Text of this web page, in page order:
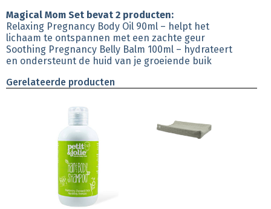
Magical Mom Set bevat 2 producten:
Relaxing Pregnancy Body Oil 90ml – helpt het
lichaam te ontspannen met een zachte geur
Soothing Pregnancy Belly Balm 100ml – hydrateert
en ondersteunt de huid van je groeiende buik
Gerelateerde producten